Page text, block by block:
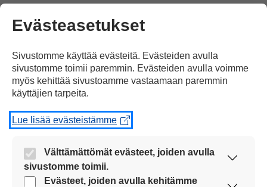
ei saa kilpailuttaa.
Vammaispalvelujen kilpailutuskielto
Evästeasetukset
Sivustomme käyttää evästeitä. Evästeiden avulla
sivustomme toimii paremmin. Evästeiden avulla voimme
myös kehittää sivustoamme vastaamaan paremmin
käyttäjien tarpeita.
Lue lisää evästeistämme
Välttämättömät evästeet, joiden avulla
sivustomme toimii.
Nämä evästeet ovat aina käytössä, jotta
Evästeet, joiden avulla kehitämme